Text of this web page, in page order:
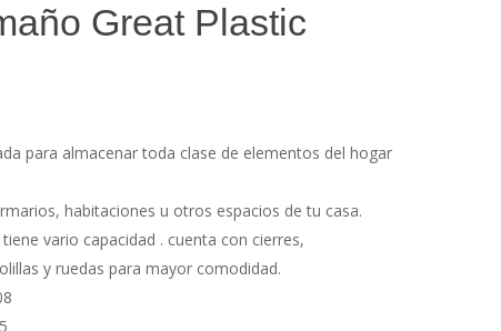
Great Plastic
para almacenar toda clase de elementos del hogar
habitaciones u otros espacios de tu casa.
vario capacidad . cuenta con cierres,
y ruedas para mayor comodidad.